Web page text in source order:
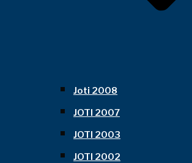
Joti 2008
JOTI 2007
JOTI 2003
JOTI 2002